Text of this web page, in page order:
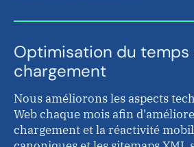
Optimisation du temps
chargement
Nous améliorons les aspects
Web chaque mois afin
chargement et la réactivité